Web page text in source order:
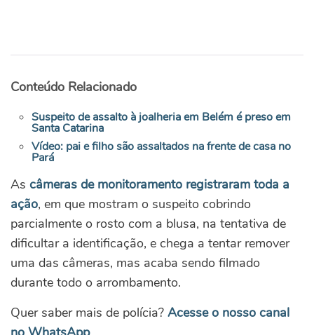
Conteúdo Relacionado
Suspeito de assalto à joalheria em Belém é preso em
Santa Catarina
Vídeo: pai e filho são assaltados na frente de casa no
Pará
As câmeras de monitoramento registraram toda a
ação, em que mostram o suspeito cobrindo
parcialmente o rosto com a blusa, na tentativa de
dificultar a identificação, e chega a tentar remover
uma das câmeras, mas acaba sendo filmado
durante todo o arrombamento.
Quer saber mais de polícia? Acesse o nosso canal